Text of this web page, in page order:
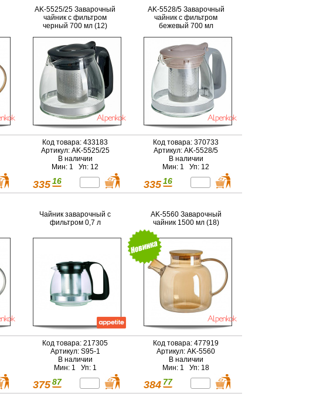
AK-5525/25 Заварочный
чайник с фильтром
черный 700 мл (12)
Код товара: 433183
Артикул: AK-5525/25
В наличии
Мин: 1 Уп: 12
335 16
AK-5528/5 Заварочный
чайник с фильтром
бежевый 700 мл
Код товара: 370733
Артикул: AK-5528/5
В наличии
Мин: 1 Уп: 12
335 16
Чайник заварочный с
фильтром 0,7 л
Код товара: 217305
Артикул: S95-1
В наличии
Мин: 1 Уп: 1
375 87
AK-5560 Заварочный
чайник 1500 мл (18)
Код товара: 477919
Артикул: AK-5560
В наличии
Мин: 1 Уп: 18
384 77